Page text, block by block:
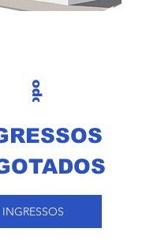
Voltar ao Topo
INGRESSOS